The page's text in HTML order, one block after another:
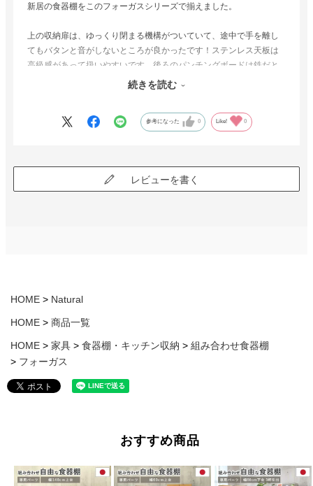
新居の食器棚をこのフォーガスシリーズで揃えました。
上の収納扉は、ゆっくり閉まる機構がついていて、途中で手を離し
てもバタンと音がしないところが良かったです！ステンレス天板は
高級感があって扱いやすいです。後ろのパンチングボードは鉄だと
思っていて磁石をつけようとしたらつかず、よく見たら木製でし
置に取り付けられているものが主流で、私は子供の手が届いて危険
だし、ご飯をよそう際も屈まなければいけないのがが嫌だったの
続きを読む
参考になった 0 Like! 0
レビューを書く
HOME Natural
HOME 商品一覧
HOME 家具 食器棚・キッチン収納
組み合わせ食器棚
フォーガス
おすすめ商品